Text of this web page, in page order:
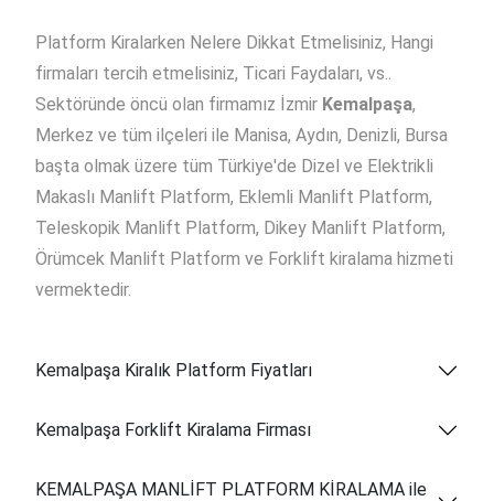
Platform Kiralarken Nelere Dikkat Etmelisiniz, Hangi
firmaları tercih etmelisiniz, Ticari Faydaları, vs..
Sektöründe öncü olan firmamız İzmir Kemalpaşa,
Merkez ve tüm ilçeleri ile Manisa, Aydın, Denizli, Bursa
başta olmak üzere tüm Türkiye'de Dizel ve Elektrikli
Makaslı Manlift Platform, Eklemli Manlift Platform,
Teleskopik Manlift Platform, Dikey Manlift Platform,
Örümcek Manlift Platform ve Forklift kiralama hizmeti
vermektedir.
Kemalpaşa Kiralık Platform Fiyatları
Kemalpaşa Forklift Kiralama Firması
KEMALPAŞA MANLİFT PLATFORM KİRALAMA ile